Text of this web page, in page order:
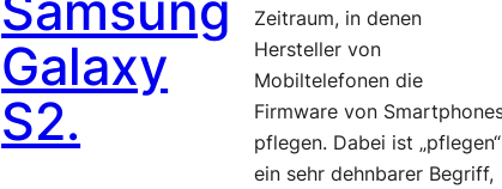
Galaxy
S2.
Zeitraum, in denen
Hersteller von
Mobiltelefonen die
Firmware von
pflegen. Dabei ist „pflegen“
ein sehr dehnbarer Begriff,